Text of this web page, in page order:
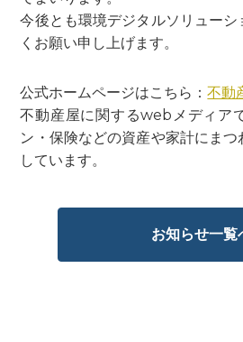
今後とも環境デジタルソリュー
くお願い申し上げます。
公式ホームページはこちら：不動
不動産屋に関するwebメディア
ン・保険などの資産や家計にま
しています。
お知らせ一覧